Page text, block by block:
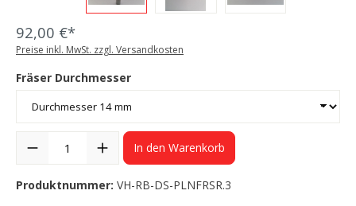
92,00 €*
Preise inkl. MwSt. zzgl. Versandkosten
Fräser Durchmesser
In den Warenkorb
Produktnummer: VH-RB-DS-PLNFRSR.3